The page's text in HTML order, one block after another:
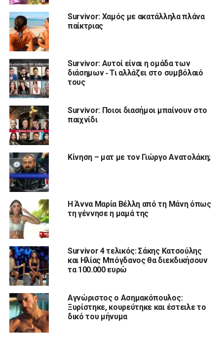
Survivor: Χαμός με ακατάλληλα πλάνα
παίκτριας
Survivor: Αυτοί είναι η ομάδα των
διάσημων ‑ Τι αλλάζει στο συμβόλαιό
τους
Survivor: Ποιοι διασήμοι μπαίνουν στο
παιχνίδι
Κίνηση – ματ με τον Γιώργο Ανατολάκη;
Η Άννα Μαρία Βέλλη από τη Μάνη όπως
τη γέννησε η μαμά της
Survivor 4 τελικός: Σάκης Κατσούλης
και Ηλίας Μπόγδανος θα διεκδικήσουν
τα 100.000 ευρώ
Αγνώριστος ο Ασημακόπουλος:
Ξυρίστηκε, κουρεύτηκε και έστειλε το
δικό του μήνυμα